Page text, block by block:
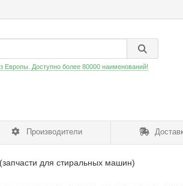
Европы. Доступно более 80000 наименований!
Производители
для стиральных машин)